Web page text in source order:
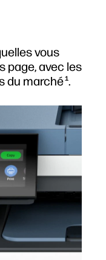
vous
page, avec les
du marché1.